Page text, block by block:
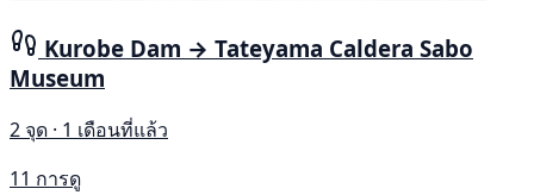
Kurobe Dam → Tateyama Caldera Sabo
Museum
2 จุด · 1 เดือนที่แล้ว
11 การดู